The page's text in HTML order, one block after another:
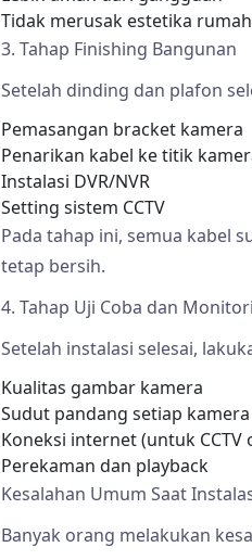
Tidak merusak estetika rumah
3. Tahap Finishing Bangunan
Setelah dinding dan plafon
Pemasangan bracket kamera
Penarikan kabel ke titik
Instalasi DVR/NVR
Setting sistem CCTV
Pada tahap ini, semua kabel
tetap bersih.
4. Tahap Uji Coba dan
Setelah instalasi selesai,
Kualitas gambar kamera
Sudut pandang setiap kamera
Koneksi internet (untuk CCTV
Perekaman dan playback
Kesalahan Umum Saat
Banyak orang melakukan